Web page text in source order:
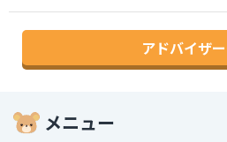
アドバイザ
メニュー